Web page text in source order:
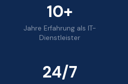
10+
Jahre Erfahrung als IT-
Dienstleister
24/7